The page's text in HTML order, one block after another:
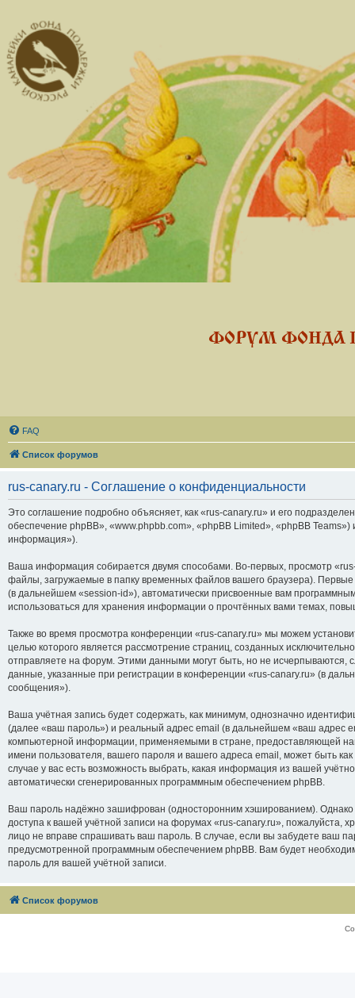
ФОРУМ ФОНДА
FAQ
Список форумов
rus-canary.ru - Соглашение о конфиденциальности
Это соглашение подробно объясняет, как «rus-canary.ru» и его
обеспечение phpBB», «www.phpbb.com», «phpBB Limited», «phpBB
информация»).
Ваша информация собирается двумя способами. Во-первых, просмотр
файлы, загружаемые в папку временных файлов вашего браузера).
(в дальнейшем «session-id»), автоматически присвоенные вам
использоваться для хранения информации о прочтённых вами темах,
Также во время просмотра конференции «rus-canary.ru» мы можем
целью которого является рассмотрение страниц, созданных
отправляете на форум. Этими данными могут быть, но не
данные, указанные при регистрации в конференции «rus-canary.ru» (в
сообщения»).
Ваша учётная запись будет содержать, как минимум, однозначно
(далее «ваш пароль») и реальный адрес email (в дальнейшем «ваш адрес
компьютерной информации, применяемыми в стране, предоставляющей
имени пользователя, вашего пароля и вашего адреса email, может быть
случае у вас есть возможность выбрать, какая информация из вашей
автоматически сгенерированных программным обеспечением phpBB.
Ваш пароль надёжно зашифрован (односторонним хэшированием). Однако
доступа к вашей учётной записи на форумах «rus-canary.ru», пожалуйста,
лицо не вправе спрашивать ваш пароль. В случае, если вы забудете ваш
предусмотренной программным обеспечением phpBB. Вам будет
пароль для вашей учётной записи.
Список форумов